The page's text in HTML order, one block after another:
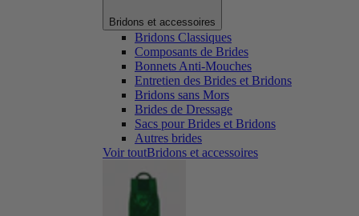
Bridons et accessoires
Bridons Classiques
Composants de Brides
Bonnets Anti-Mouches
Entretien des Brides et Bridons
Bridons sans Mors
Brides de Dressage
Sacs pour Brides et Bridons
Autres brides
Voir toutBridons et accessoires